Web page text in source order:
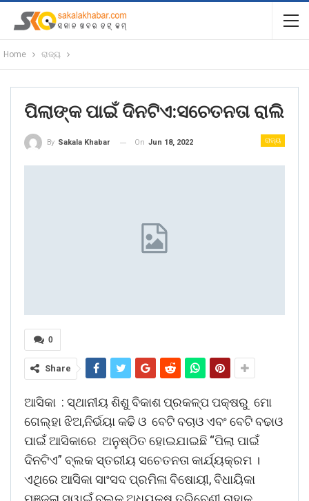
Home ରାଜ୍ୟ
ପିଲାଙ୍କ ପାଇଁ ଦିନଟିଏ:ସଚେତନତା ରାଲି
ରାଜ୍ୟ
By Sakala Khabar On Jun 18, 2022
0
Share
ଆସିକା : ସ୍ଥାନୀୟ ଶିଶୁ ବିକାଶ ପ୍ରକଳ୍ପ ପକ୍ଷରୁ ମୋ
ଗେଲ୍ହା ଝିଅ,ନିର୍ଭୟା କଢି ଓ ବେଟି ବଚାଓ ଏବଂ ବେଟି ବଢାଓ
ପାଇଁ ଆସିକାରେ ଅନୁଷ୍ଠିତ ହୋଇଯାଇଛି “ପିଲା ପାଇଁ
ଦିନଟିଏ” ବ୍ଲକ ସ୍ତରୀୟ ସଚେତନତା କାର୍ଯ୍ୟକ୍ରମ ।
ଏଥିରେ ଆସିକା ସାଂସଦ ପ୍ରମିଳା ବିଷୋୟୀ, ବିଧାୟିକା